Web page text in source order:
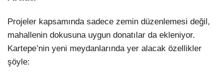
Projeler kapsamında sadece zemin düzenlemesi değil,
mahallenin dokusuna uygun donatılar da ekleniyor.
Kartepe’nin yeni meydanlarında yer alacak özellikler
şöyle: